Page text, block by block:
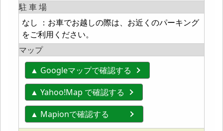
駐 車 場
なし ：お車でお越しの際は、お近くのパーキング
をご利用ください。
マップ
▲ Googleマップで確認する
▲ Yahoo!Map で確認する
▲ Mapionで確認する